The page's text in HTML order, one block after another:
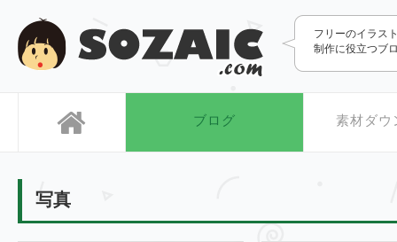
SOZAIC.com
フリーのイラス
制作に役立つブ
ブログ 素材ダウ
写真